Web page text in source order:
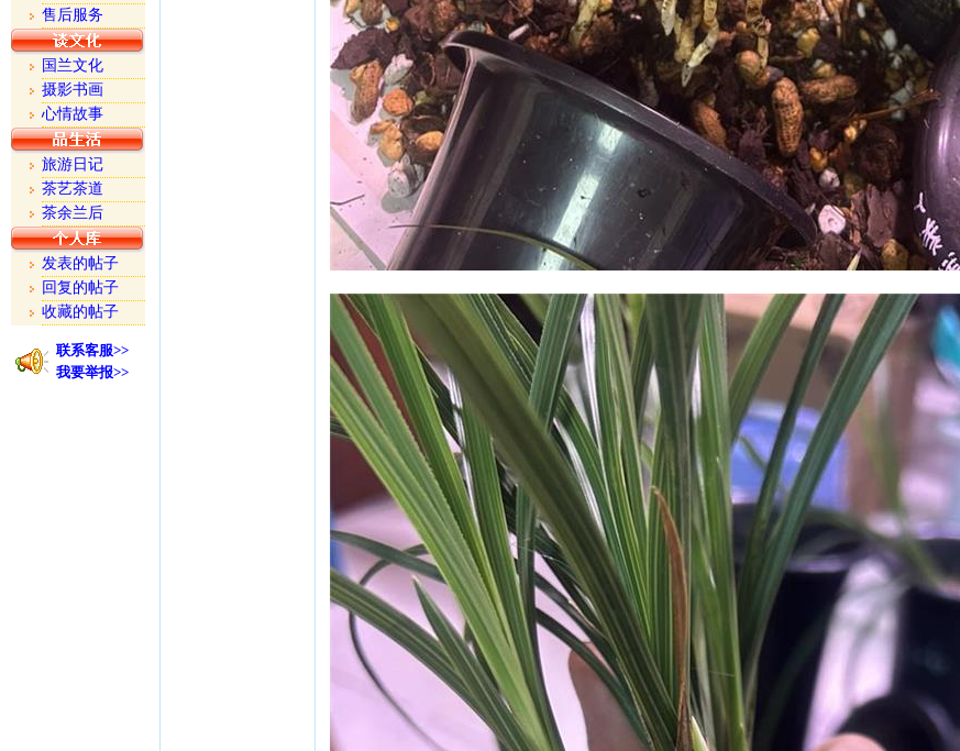
售后服务
国兰文化
摄影书画
心情故事
旅游日记
茶艺茶道
茶余兰后
发表的帖子
回复的帖子
收藏的帖子
联系客服>>
我要举报>>